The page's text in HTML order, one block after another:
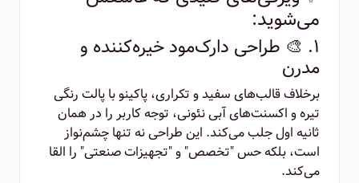
می‌شوید:
۱. 🎨 طراحی دارک‌مود خیره‌کننده و
مدرن
برخلاف قالب‌های سفید و تکراری، پاکینو با پالت رنگی
تیره و اکسنت‌های آبی نئونی، توجه کاربر را در همان
ثانیه اول جلب می‌کند. این طراحی نه تنها چشم‌نواز
است، بلکه حس "تخصص" و "تجهیزات صنعتی" را القا
می‌کند.